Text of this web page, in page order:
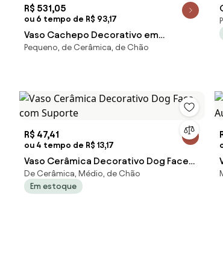
R$ 531,05
ou 6 tempo de R$ 93,17
Vaso Cachepo Decorativo em
Cerâmica Carolina Haveroth -
Pequeno, de Cerâmica, de Chão
R$ 47,41
ou 4 tempo de R$ 13,17
Vaso Cerâmica Decorativo Dog Face
com Suporte
De Cerâmica, Médio, de Chão
Em estoque